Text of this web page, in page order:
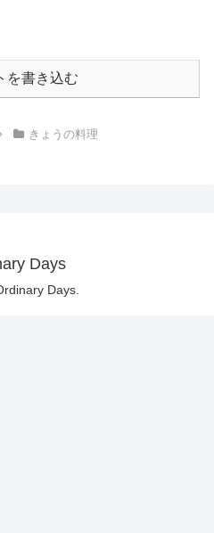
を書き込む
きょうの料理
Days
Days.